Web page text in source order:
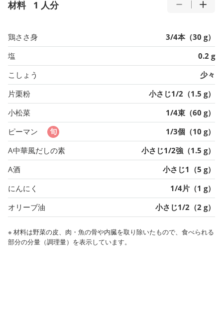
材料 1 人分
鶏ささ身
3/4本（30 g）
塩
0.2 g
こしょう
少々
片栗粉
小さじ1/2（1.5 g）
小松菜
1/4束（60 g）
ピーマン
1/3個（10 g）
A中華風だしの素
小さじ1/2強（1.5 g）
A酒
小さじ1（5 g）
にんにく
1/4片（1 g）
オリーブ油
小さじ1/2（2 g）
※ 材料は野菜の皮、肉・魚の骨や内臓を取り除いたもので、食べられる
部分の分量（調理量）を表示しています。